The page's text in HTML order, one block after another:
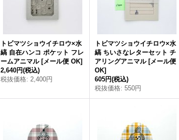
トビマツショウイチロウ×水
縞 自在ハンコ ポケット フレ
ームアニマル [メール便 OK]
2,640円(税込)
税抜価格: 2,400円
トビマツショウイチロウ×水
縞 ちいさなレターセット チ
アリングアニマル [メール便
OK]
605円(税込)
税抜価格: 550円